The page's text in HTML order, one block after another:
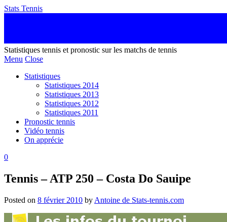
Stats Tennis
Statistiques tennis et pronostic sur les matchs de tennis
Menu Close
Statistiques
Statistiques 2014
Statistiques 2013
Statistiques 2012
Statistiques 2011
Pronostic tennis
Vidéo tennis
On apprécie
0
Tennis – ATP 250 – Costa Do Sauipe
Posted on 8 février 2010 by Antoine de Stats-tennis.com